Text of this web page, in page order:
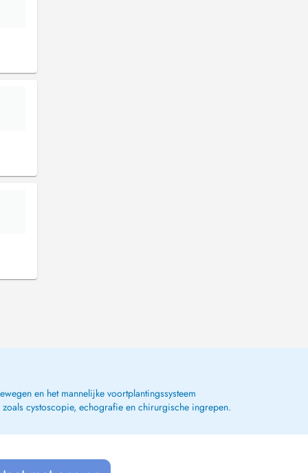
en het mannelijke voortplantingssysteem
cystoscopie, echografie en chirurgische ingrepen.